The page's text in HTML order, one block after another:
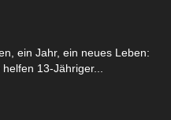
ein Jahr, ein neues Leben:
13-Jähriger...